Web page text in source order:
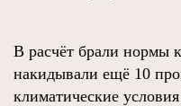
В расчёт брали нормы
накидывали ещё 10
климатические